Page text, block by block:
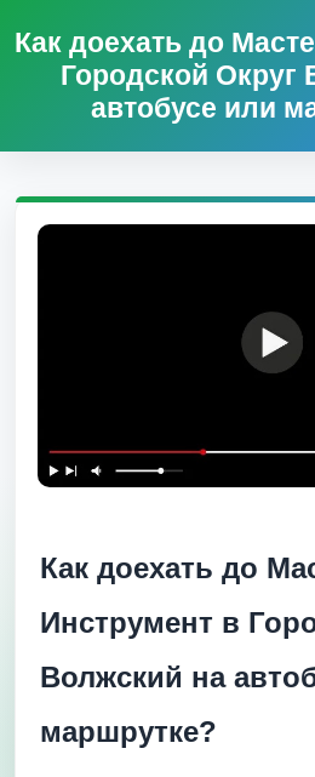
Как доехать до
Городской Округ
автобусе или
Как доехать до
Инструмент в
Волжский на
маршрутке?